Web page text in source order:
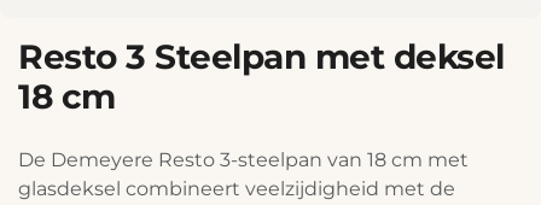
Resto 3 Steelpan met deksel
18 cm
De Demeyere Resto 3-steelpan van 18 cm met
glasdeksel combineert veelzijdigheid met de